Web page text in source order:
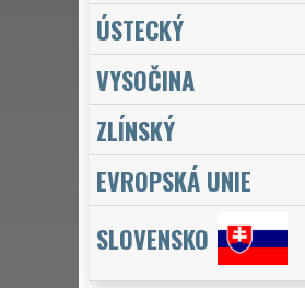
ÚSTECKÝ
VYSOČINA
ZLÍNSKÝ
EVROPSKÁ UNIE
SLOVENSKO